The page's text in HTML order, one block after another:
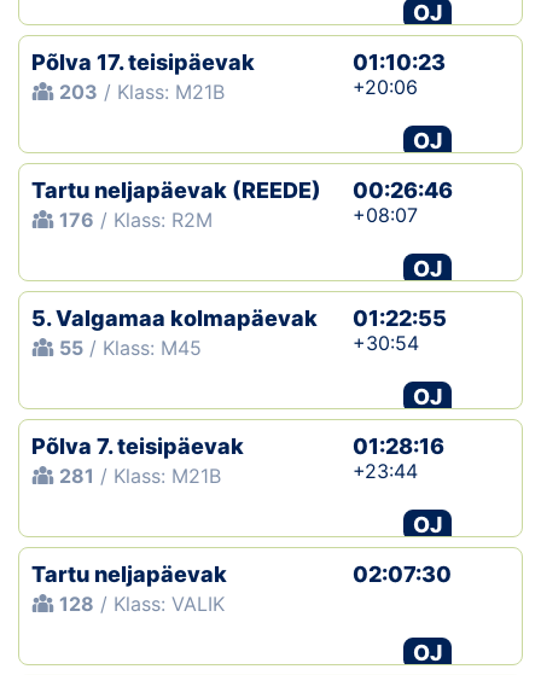
OJ
Põlva 17. teisipäevak
203 / Klass: M21B
01:10:23
+20:06
OJ
Tartu neljapäevak (REEDE)
176 / Klass: R2M
00:26:46
+08:07
OJ
5. Valgamaa kolmapäevak
55 / Klass: M45
01:22:55
+30:54
OJ
Põlva 7. teisipäevak
281 / Klass: M21B
01:28:16
+23:44
OJ
Tartu neljapäevak
128 / Klass: VALIK
02:07:30
OJ